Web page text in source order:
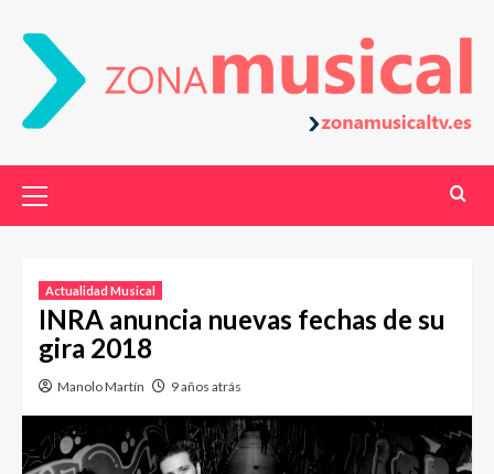
Actualidad Musical
INRA anuncia nuevas fechas de su
gira 2018
Manolo Martín 9 años atrás